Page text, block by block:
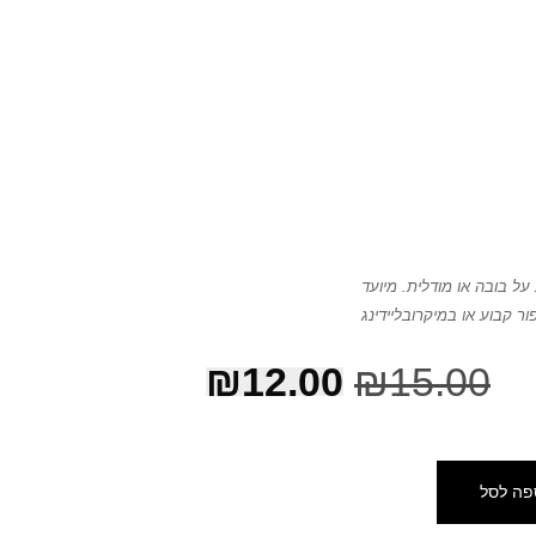
בובה או מודלית. מיועד
קבוע או במיקרובליידינג
₪15.00
₪12.00
לסל